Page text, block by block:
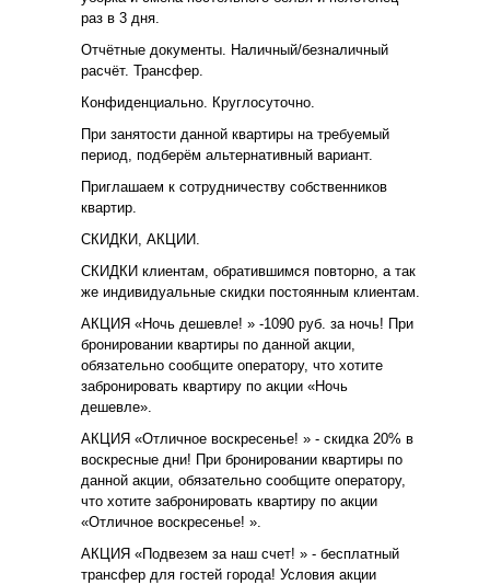
раз в 3 дня.
Отчётные документы. Наличный/безналичный
расчёт. Трансфер.
Конфиденциально. Круглосуточно.
При занятости данной квартиры на требуемый
период, подберём альтернативный вариант.
Приглашаем к сотрудничеству собственников
квартир.
СКИДКИ, АКЦИИ.
СКИДКИ клиентам, обратившимся повторно, а так
же индивидуальные скидки постоянным клиентам.
АКЦИЯ «Ночь дешевле! » -1090 руб. за ночь! При
бронировании квартиры по данной акции,
обязательно сообщите оператору, что хотите
забронировать квартиру по акции «Ночь
дешевле».
АКЦИЯ «Отличное воскресенье! » - скидка 20% в
воскресные дни! При бронировании квартиры по
данной акции, обязательно сообщите оператору,
что хотите забронировать квартиру по акции
«Отличное воскресенье! ».
АКЦИЯ «Подвезем за наш счет! » - бесплатный
трансфер для гостей города! Условия акции